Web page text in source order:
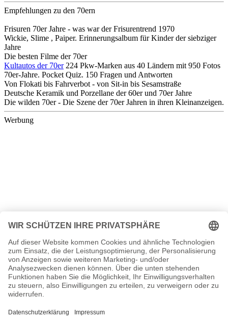
Empfehlungen zu den 70ern
Frisuren 70er Jahre - was war der Frisurentrend 1970
Wickie, Slime , Paiper. Erinnerungsalbum für Kinder der siebziger
Jahre
Die besten Filme der 70er
Kultautos der 70er224 Pkw-Marken aus 40 Ländern mit 950 Fotos
70er-Jahre. Pocket Quiz. 150 Fragen und Antworten
Von Flokati bis Fahrverbot - von Sit-in bis Sesamstraße
Deutsche Keramik und Porzellane der 60er und 70er Jahre
Die wilden 70er - Die Szene der 70er Jahren in ihren Kleinanzeigen.
Werbung